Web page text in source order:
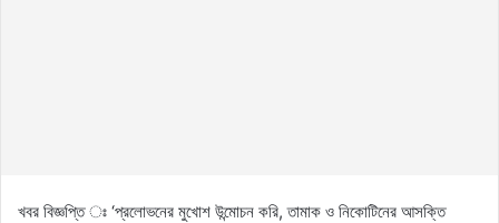
খবর বিজ্ঞপ্তি ঃ ‘প্রলোভনের মুখোশ উন্মোচন করি, তামাক ও নিকোটিনের আসক্তি